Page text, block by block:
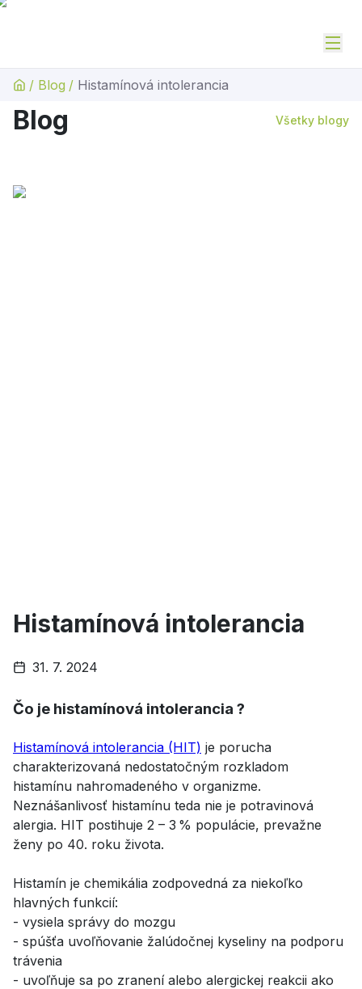
/ Blog / Histamínová intolerancia
Blog Všetky blogy
Histamínová intolerancia
31. 7. 2024
Čo je histamínová intolerancia ?
Histamínová intolerancia (HIT) je porucha
charakterizovaná nedostatočným rozkladom
histamínu nahromadeného v organizme.
Neznášanlivosť histamínu teda nie je potravinová
alergia. HIT postihuje 2 – 3 % populácie, prevažne
ženy po 40. roku života.
Histamín je chemikália zodpovedná za niekoľko
hlavných funkcií:
- vysiela správy do mozgu
- spúšťa uvoľňovanie žalúdočnej kyseliny na podporu
trávenia
- uvoľňuje sa po zranení alebo alergickej reakcii ako